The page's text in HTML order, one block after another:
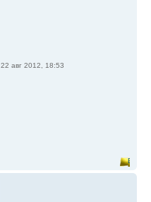
22 авг 2012, 18:53